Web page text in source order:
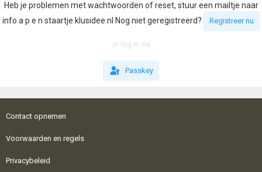
Heb je problemen met wachtwoorden of reset, stuur een mailtje naar
info a p e n staartje klusidee nl Nog niet geregistreerd?
Registreer nu
or log in via
Passkey
Contact opnemen
Voorwaarden en regels
Privacybeleid